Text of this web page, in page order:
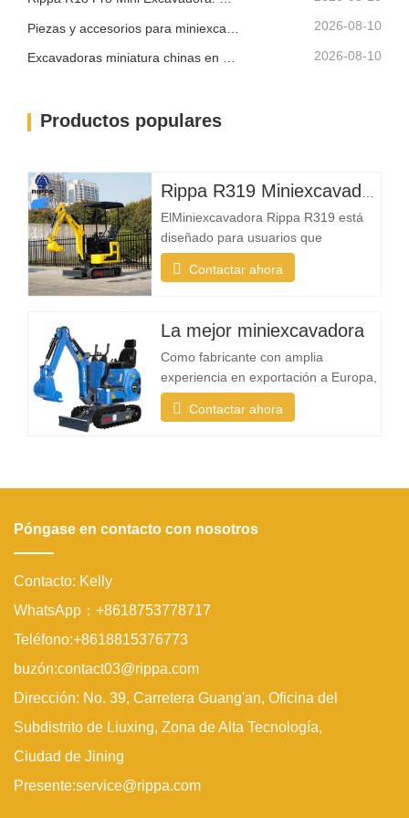
2026-08-10
2026-08-10
Productos populares
ElMiniexcavadora Rippa R319 está
diseñado para usuarios que
necesitan una máquina confiable,
compacta y fácil de operar para
de vivienda, agricultor o empresa de
alquiler, la R319 ofrece la flexibilidad
necesaria para
Contactar ahora
La mejor miniexcavadora
Como fabricante con amplia
experiencia en exportación a Europa,
América del Norte, Australia y el
Sudeste Asiático, Rippa ha visto una
para uso
Contactar ahora
Póngase en contacto con nosotros
Contacto: Kelly
WhatsApp：+8618753778717
Teléfono:+8618815376773
buzón:contact03@rippa.com
Dirección: No. 39, Carretera Guang'an, Oficina del
Subdistrito de Liuxing, Zona de Alta Tecnología,
Ciudad de Jining
Presente:service@rippa.com